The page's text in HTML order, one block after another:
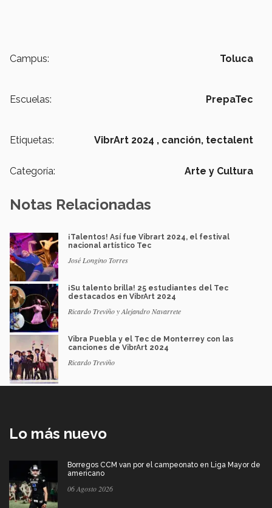
Campus: Toluca
Escuelas: PrepaTec
Etiquetas: VibrArt 2024 , canción, tectalent
Categoría: Arte y Cultura
Notas Relacionadas
¡Talentos! Así fue Vibrart 2024, el festival
nacional artístico Tec
José Longino Torres
¡Su talento brilla! 25 estudiantes del Tec
destacados en VibrArt 2024
Ricardo Treviño y Alejandro Navarrete
Vibra Puebla y el Tec de Monterrey con las
canciones de VibrArt 2024
Ricardo Treviño
Lo más nuevo
Borregos CCM van por el campeonato en Liga Mayor de
americano
06 Agosto 2026